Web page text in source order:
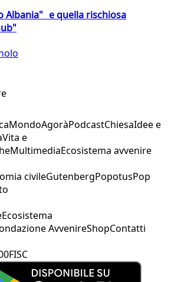
Albania" e quella rischiosa
MondoAgoràPodcastChiesaIdee e
Vita e
MultimediaEcosistema avvenire
civileGutenbergPopotusPop
Ecosistema
AvvenireShopContatti
FISC